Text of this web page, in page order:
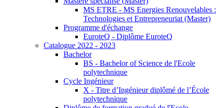
MS ETRE - MS Energies Renouvelables :
Technologies et Entrepreneuriat (Master)
Programme d'échange
EuroteQ - Diplôme EuroteQ
Catalogue 2022 - 2023
Bachelor
BS - Bachelor of Science de l'Ecole
polytechnique
Cycle Ingénieur
X - Titre d’Ingénieur diplômé de l’École
polytechnique